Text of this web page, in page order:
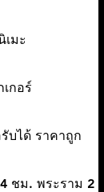
มะ
กอร์
บได้ ราคาถูก
ชม. พระราม 2